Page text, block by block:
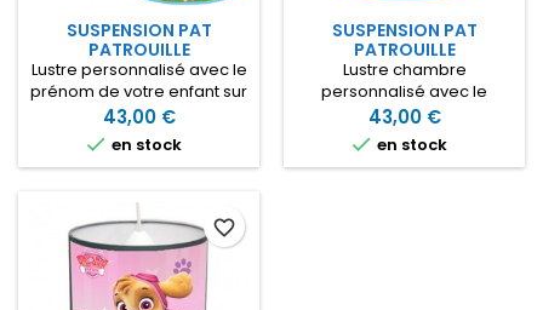
SUSPENSION PAT
PATROUILLE
Lustre personnalisé avec le
prénom de votre enfant sur
le thème de la Pat
patrouille Lustre en tissu
diamètre 25cm x hauteur
personnaliser avec un
prénom ou préciser si vous
ne voulez rien écrire
43,00 €
 en stock
SUSPENSION PAT
PATROUILLE
Lustre chambre
personnalisé avec le
prénom de votre enfant sur
le thème de la Pat
patrouille Lustre en tissu
43,00 €
 en stock
favorite_border